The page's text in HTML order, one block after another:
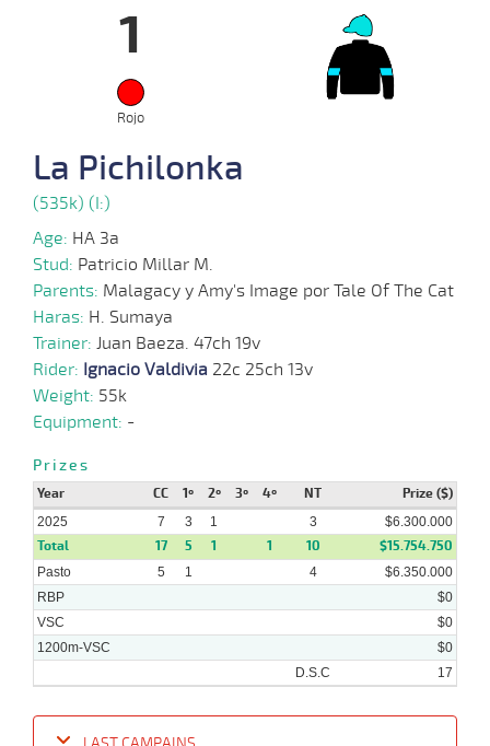
1
Rojo
La Pichilonka
(535k) (I:)
Age: HA 3a
Stud: Patricio Millar M.
Parents: Malagacy y Amy's Image por Tale Of The Cat
Haras: H. Sumaya
Trainer: Juan Baeza. 47ch 19v
Rider: Ignacio Valdivia 22c 25ch 13v
Weight: 55k
Equipment: -
Prizes
Year CC 1º 2º 3º 4º NT Prize ($)
2025 7 3 1 3 $6.300.000
Total 17 5 1 1 10 $15.754.750
Pasto 5 1 4
$6.350.000
RBP
$0
VSC
$0
1200m-VSC
$0
D.S.C
17